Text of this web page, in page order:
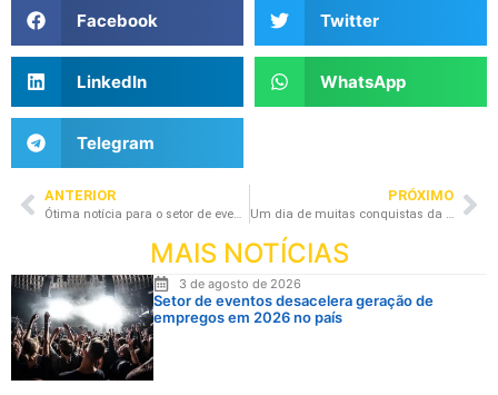
Facebook Twitter
LinkedIn WhatsApp
Telegram
ANTERIOR
Ótima notícia para o setor de eventos: MP flexibiliza exigências de crédito bancário
PRÓXIMO
Um dia de muitas conquistas da Missão ABRAPE em Brasília!
MAIS NOTÍCIAS
3 de agosto de 2026
Setor de eventos desacelera geração de
empregos em 2026 no país